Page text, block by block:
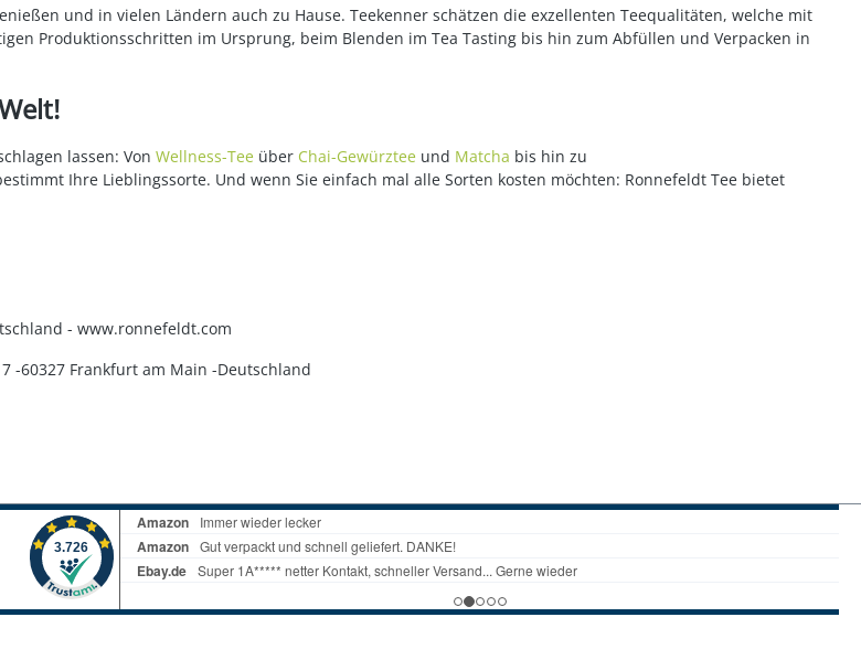
und in vielen Ländern auch zu Hause. Teekenner schätzen die exzellenten Teequalitäten, welche mit
Produktionsschritten im Ursprung, beim Blenden im Tea Tasting bis hin zum Abfüllen und Verpacken in
lassen: Von Wellness-Tee über Chai-Gewürztee und Matcha bis hin zu
Ihre Lieblingssorte. Und wenn Sie einfach mal alle Sorten kosten möchten: Ronnefeldt Tee bietet
- www.ronnefeldt.com
-60327 Frankfurt am Main -Deutschland